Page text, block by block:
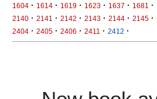
1604 · 1614 · 1619 · 1623 · 1637 · 1681 ·
2140 · 2141 · 2142 · 2143 · 2144 · 2145 ·
2404 · 2405 · 2406 · 2411 · 2412 ·